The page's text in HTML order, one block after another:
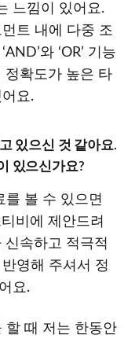
느낌이 있어요.
트 내에 다중 조
와 ‘OR’ 기능
정확도가 높은 타
요.
있으신 것 같아요.
있으신가요?
를 볼 수 있으면
비에 제안드려
신속하고 적극적
영해 주셔서 정
요.
할 때 저는 한동안